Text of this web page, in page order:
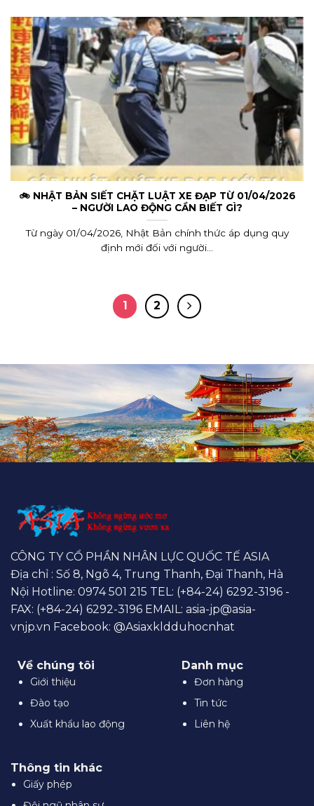
🚲 NHẬT BẢN SIẾT CHẶT LUẬT XE ĐẠP TỪ 01/04/2026
– NGƯỜI LAO ĐỘNG CẦN BIẾT GÌ?
Từ ngày 01/04/2026, Nhật Bản chính thức áp dụng quy
định mới đối với người...
1 2
CÔNG TY CỔ PHẦN NHÂN LỰC QUỐC TẾ ASIA
Địa chỉ : Số 8, Ngõ 4, Trung Thanh, Đại Thanh, Hà
Nội Hotline: 0974 501 215 TEL: (+84-24) 6292-3196 -
FAX: (+84-24) 6292-3196 EMAIL: asia-jp@asia-
vnjp.vn Facebook: @Asiaxkldduhocnhat
Về chúng tôi
Giới thiệu
Đào tạo
Xuất khẩu lao động
Danh mục
Đơn hàng
Tin tức
Liên hệ
Thông tin khác
Giấy phép